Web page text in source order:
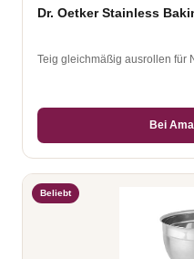
Dr. Oetker Stainless
Teig gleichmäßig ausrollen für
Bei
Beliebt